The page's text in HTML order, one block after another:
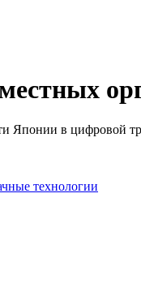
Японии в цифровой
технологии